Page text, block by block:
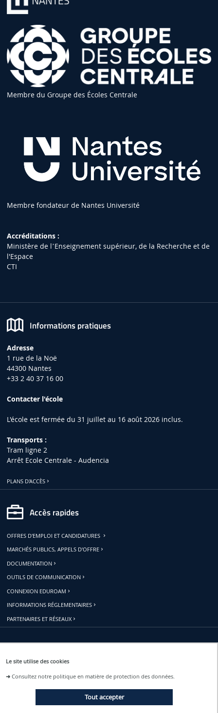
Le site utilise des cookies
➜Consultez notre politique en matière de protection des données.
Tout accepter
Membre du Groupe des Écoles Centrale
Membre fondateur de Nantes Université
Accréditations :
Ministère de lʼEnseignement supérieur, de la Recherche et de
l'Espace
CTI
Informations pratiques
Adresse
1 rue de la Noë
44300 Nantes
+33 2 40 37 16 00
Contacter l'école
L'école est fermée du 31 juillet au 16 août 2026 inclus.
Transports :
Tram ligne 2
Arrêt Ecole Centrale - Audencia
PLANS D'ACCÈS
Accès rapides
OFFRES D'EMPLOI ET CANDIDATURES
MARCHÉS PUBLICS, APPELS D'OFFRE
DOCUMENTATION
OUTILS DE COMMUNICATION
CONNEXION EDUROAM
INFORMATIONS RÉGLEMENTAIRES
PARTENAIRES ET RÉSEAUX
ACTUALITÉS